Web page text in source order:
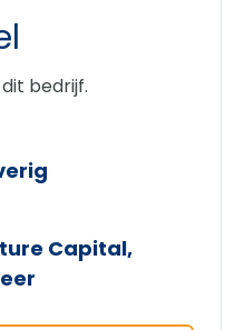
bedrijf.
Capital,